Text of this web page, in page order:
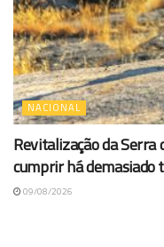
NACIONAL
Revitalização da Serra
cumprir há demasiado
09/08/2026